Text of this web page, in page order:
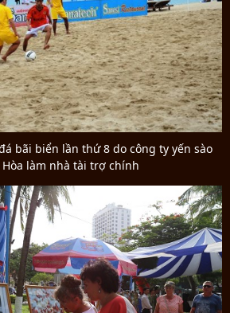
bãi biển lần thứ 8 do công ty yến sào
Hòa làm nhà tài trợ chính